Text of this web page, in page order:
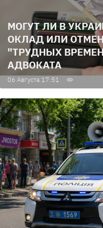
МОГУТ ЛИ В
ОКЛАД ИЛИ
"ТРУДНЫХ
АДВОКАТА
06 Августа 17:51